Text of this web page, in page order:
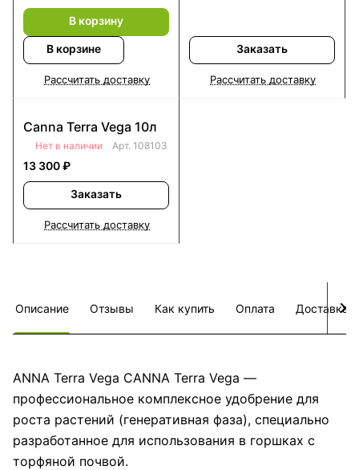
В корзину
В корзине
Рассчитать доставку
Заказать
Рассчитать доставку
Canna Terra Vega 10л
Нет в наличии Арт. 108103
13 300 ₽
Заказать
Рассчитать доставку
Описание Отзывы Как купить Оплата Доставка
ANNA Terra Vega CANNA Terra Vega —
профессиональное комплексное удобрение для
роста растений (генеративная фаза), специально
разработанное для использования в горшках с
торфяной почвой.